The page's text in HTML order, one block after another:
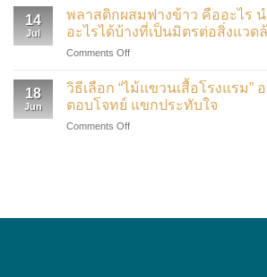
แบบ
ปกติ
ยัง
ไง
ของใช้
ใน
คือ
สาร
อะไร
อันตราย
และ
เกี่ยวข้อง
14
Jul
พลาสติกผสมฟางข้าว คืออะไร
อะไรได้บ้างที่เป็นมิตรต่อสิ่งแวด
Comments Offon
ผสม
ข้าว
คือ
สินค้า
18
Jun
วิธีเลือก “ไม้แขวนเสื้อโรงแรม”
ตอบโจทย์ แขกประทับใจ
Comments Offon
โรงแรม”